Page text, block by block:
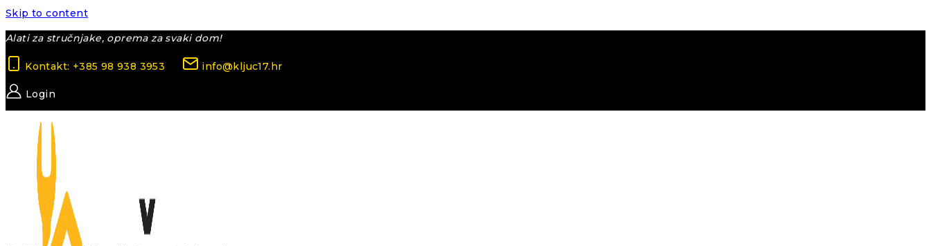
Skip to content
Alati za stručnjake, oprema za svaki dom!
Kontakt: +385 98 938 3953 info@kljuc17.hr
Login